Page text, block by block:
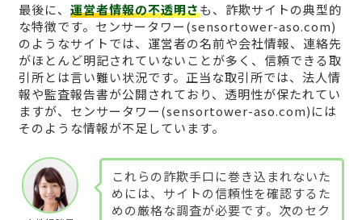
最後に、 運営者情報の不透明さも、詐欺サイトの典型的
な特徴です。センサータワー(sensortower-aso.com)
のようなサイトでは、運営者の名前や会社情報、連絡先
がほとんど明記されていないことが多く、信頼できる取
引所とは言い難い状況です。正当な取引所では、法人情
報や監査報告書が公開されており、透明性が保たれてい
ますが、センサータワー(sensortower-aso.com)には
そのような情報が不足しています。
これらの詐欺手口に巻き込まれないた
めには、サイトの信頼性を確認するた
めの厳格な調査が必要です。次のセク